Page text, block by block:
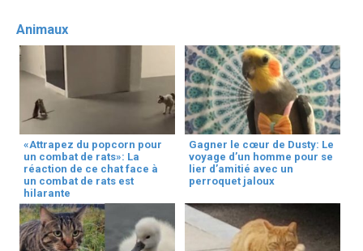
Animaux
«Attrapez du popcorn pour
un combat de rats»: La
réaction de ce chat face à
un combat de rats est
hilarante
Gagner le cœur de Dusty: Le
voyage d’un homme pour se
lier d’amitié avec un
perroquet jaloux